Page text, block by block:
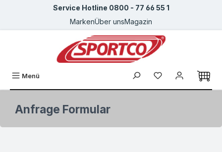
Zum Hauptinhalt springenService Hotline 0800 - 77 66 55 1
MarkenÜber unsMagazin
Menü Du hast 0
Anfrage Formular